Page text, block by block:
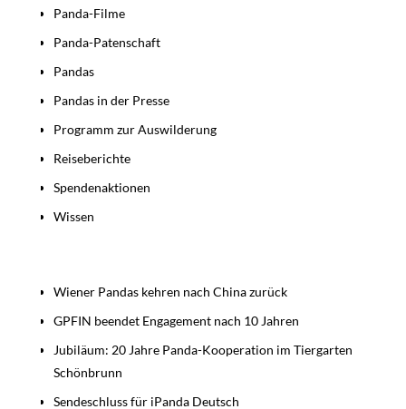
Panda-Filme
Panda-Patenschaft
Pandas
Pandas in der Presse
Programm zur Auswilderung
Reiseberichte
Spendenaktionen
Wissen
Wiener Pandas kehren nach China zurück
GPFIN beendet Engagement nach 10 Jahren
Jubiläum: 20 Jahre Panda-Kooperation im Tiergarten
Schönbrunn
Sendeschluss für iPanda Deutsch